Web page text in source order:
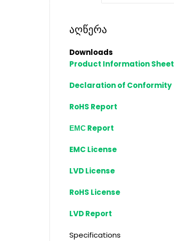
აღწერა
Downloads
Product Information Sheet
Declaration of Conformity
RoHS Report
ЕМС Report
EMC License
LVD License
RoHS License
LVD Report
Specifications